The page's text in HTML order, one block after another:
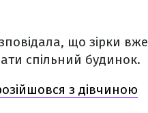
що зірки вже
спільний будинок.
з дівчиною